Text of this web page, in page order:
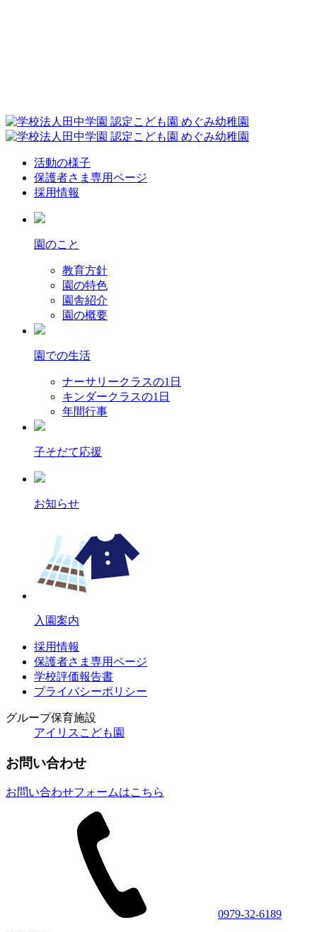
活動の様子
保護者さま専用ページ
採用情報
園のこと
教育方針
園の特色
園舎紹介
園の概要
園での生活
ナーサリークラスの1日
キンダークラスの1日
年間行事
子そだて応援
お知らせ
入園案内
採用情報
保護者さま専用ページ
学校評価報告書
プライバシーポリシー
グループ保育施設
アイリスこども園
お問い合わせ
お問い合わせフォームはこちら
0979-32-6189